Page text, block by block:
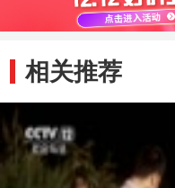
相关推荐